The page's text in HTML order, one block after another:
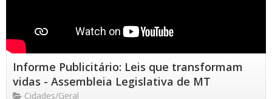
Informe Publicitário: Leis que transformam
vidas - Assembleia Legislativa de MT
Cidades/Geral